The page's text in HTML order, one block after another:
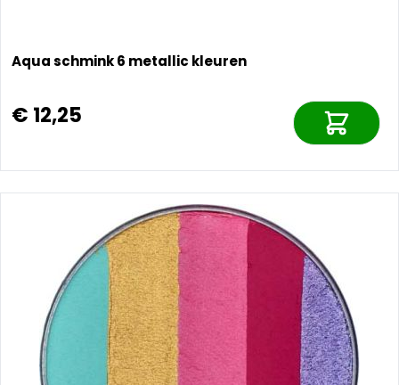
Aqua schmink 6 metallic kleuren
€ 12,25